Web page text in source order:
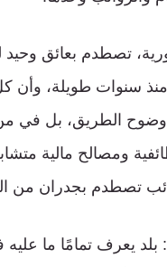
تصطدم بعائق وحيد
سنوات طويلة، وأن
وضوح الطريق، بل في
ومصالح مالية
تصطدم بجدران من
يعرف تمامًا ما عليه